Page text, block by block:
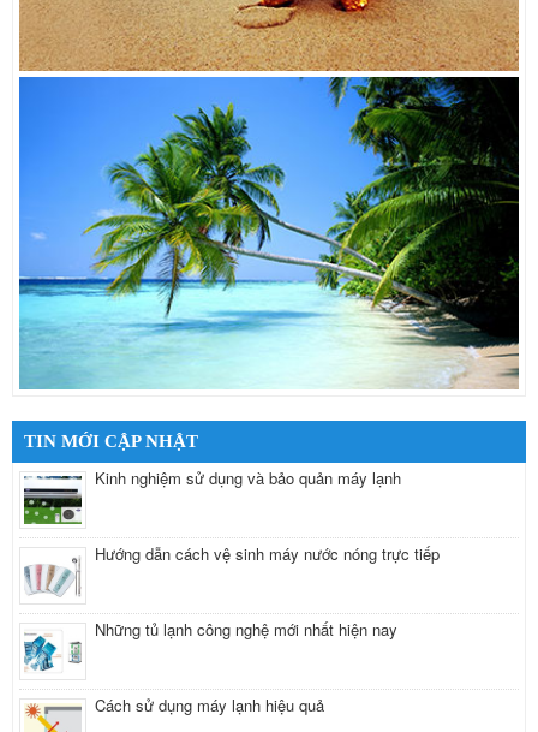
TIN MỚI CẬP NHẬT
Kinh nghiệm sử dụng và bảo quản máy lạnh
Hướng dẫn cách vệ sinh máy nước nóng trực tiếp
Những tủ lạnh công nghệ mới nhất hiện nay
Cách sử dụng máy lạnh hiệu quả